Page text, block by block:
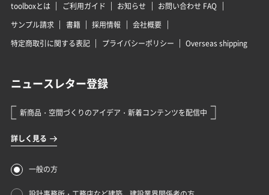
toolboxとは ご利用ガイド お知らせ
お問い合わせ FAQ
サンプル請求
書籍 採用情報
会社概要
特定商取引に関する表記
プライバシーポリシー Overseas shipping